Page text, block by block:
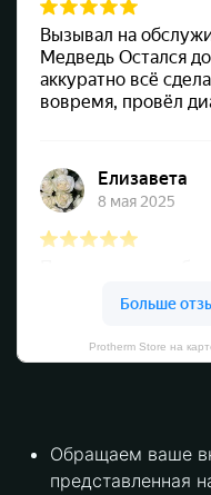
Protherm Store на
Обращаем ваше
представленная